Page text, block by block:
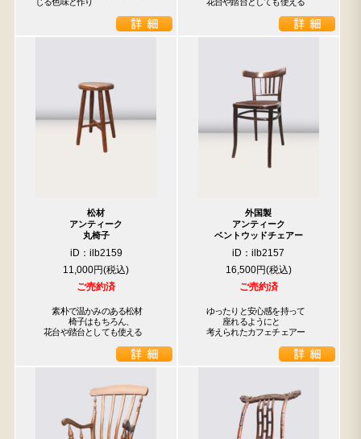
松材
アンティーク
丸椅子
iD：ilb2159
11,000円
ご売約済
素朴で温かみのある松材
椅子はもちろん、
花台や踏台としても使える
外国製
アンティーク
ベントウッドチェアー
iD：ilb2157
16,500円
ご売約済
ゆったりと安心感を持って
座れるようにと
考えられたカフェチェアー